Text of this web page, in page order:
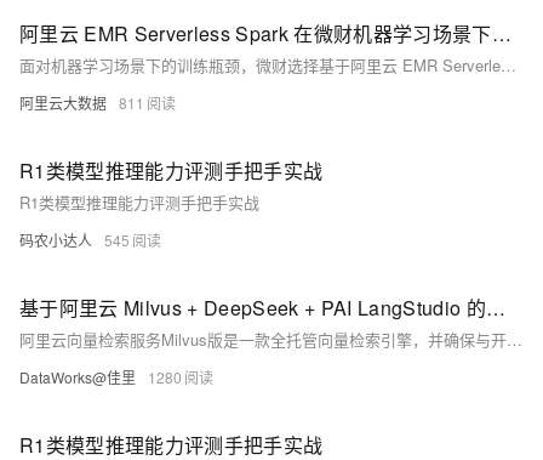
阿里云 EMR Serverless Spark 在微财机器学习场景下的应用
面对机器学习场景下的训练瓶颈，微财选择基于阿里云 EMR Serverless Spark 建立数据平台。通过 EMR Serverless Spark，微财突破了单机训练使用的数据规模瓶颈，大幅提升了训练效率，解决了存算分离架构下 Shuffle 稳定性和性能困扰，为智能风控等业务提供了强有力的技术支撑。
阿里云大数据 811
R1类模型推理能力评测手把手实战
R1类模型推理能力评测手把手实战
码农小达人 545
基于阿里云 Milvus + DeepSeek + PAI LangStudio 的低成本高精度 RAG 实战
阿里云向量检索服务Milvus版是一款全托管向量检索引擎，并确保与开源Milvus的完全兼容性，支持无缝迁移。它在开源版本的基础上增强了可扩展性，能提供大规模AI向量数据的相似性检索服务。凭借其开箱即用的特性、灵活的扩展能力和全链路监控告警，Milvus云服务成为多样化AI应用场景的理想选择，包括多模态搜索、检索增强生成（RAG）、搜索推荐、内容风险识别等。您还可以利用开源的Attu工具进行可视化操作，进一步促进应用的快速开发和部署。
DataWorks@佳里 1280
R1类模型推理能力评测手把手实战